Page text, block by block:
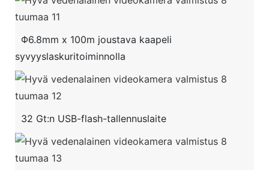
Φ6.8mm x 100m joustava kaapeli
syvyyslaskuritoiminnolla
32 Gt:n USB-flash-tallennuslaite